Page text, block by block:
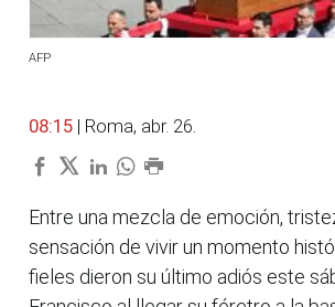
AFP
08:15 | Roma, abr. 26.
Entre una mezcla de emoción,
sensación de vivir un momento
fieles dieron su último adiós este